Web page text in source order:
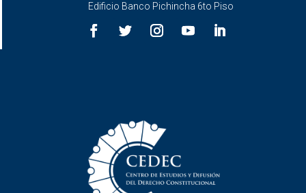
Edificio Banco Pichincha 6to Piso